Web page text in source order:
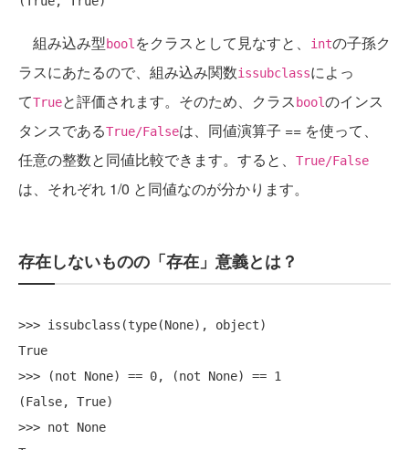
組み込み型bool をクラスとして見なすと、 intの子孫ク
ラスにあたるので、組み込み関数issubclassによっ
てTrueと評価されます。そのため、クラス boolのインス
タンスであるTrue/Falseは、同値演算子 == を使って、
任意の整数と同値比較できます。すると、
True/False
は、それぞれ 1/0 と同値なのが分かります。
存在しないものの「存在」意義とは？
>>> issubclass(type(None), object)
True
>>> (not None) == 0, (not None) == 1
(False, True)
>>> not None